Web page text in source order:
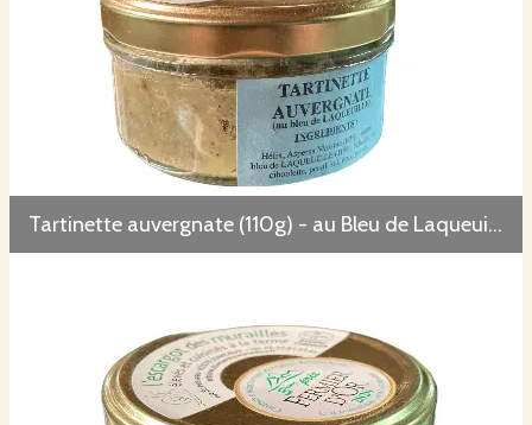
Tartinette auvergnate (110g) - au Bleu de Laqueuille